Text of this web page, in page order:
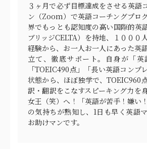
３ヶ月で必ず目標達成をさせる英語
ン（Zoom）で英語コーチングプロ
界でもっとも認知度の高い国際的英
ブリッジCELTA）を持地、１０００
経験から、お一人お一人にあった英
立て、徹底サポート。自身が「英
「TOEIC490点」「長い英語コンプ
状態から、ほぼ独学で、TOEIC960
訳・翻訳をこなすスピーキング力を
女王（笑）へ！「英語が苦手！嫌い
の気持ちが熟知し、1日も早く英語
お助けマンです。